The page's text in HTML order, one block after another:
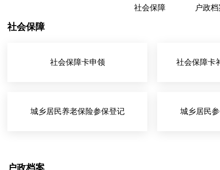
社会保障 户政
社会保障
社会保障卡申领 社会保障卡
城乡居民养老保险参保登记 城乡居民
户政档案